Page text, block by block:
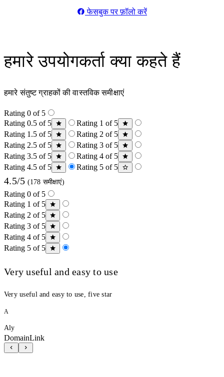
फेसबुक पर फ़ॉलो करें
हमारे उपयोगकर्ता क्या कहते हैं
हमारे संतुष्ट ग्राहकों की वास्तविक समीक्षाएं
Rating 0 of 5
Rating 0.5 of 5
Rating 1 of 5
Rating 1.5 of 5
Rating 2 of 5
Rating 2.5 of 5
Rating 3 of 5
Rating 3.5 of 5
Rating 4 of 5
Rating 4.5 of 5
Rating 5 of 5
4.5/5 (178 समीक्षाएं)
Rating 0 of 5
Rating 1 of 5
Rating 2 of 5
Rating 3 of 5
Rating 4 of 5
Rating 5 of 5
Very useful and easy to use
Very useful and easy to use, five star
A
Aly
DomainLink